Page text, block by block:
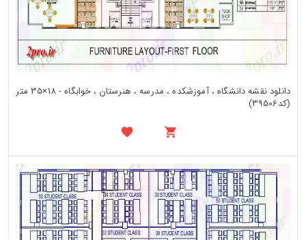
دانلود نقشه دانشگاه ، آموزشکده ، مدرسه ، هنرستان ، خوابگاه - 18×35 متر
(کد39506)